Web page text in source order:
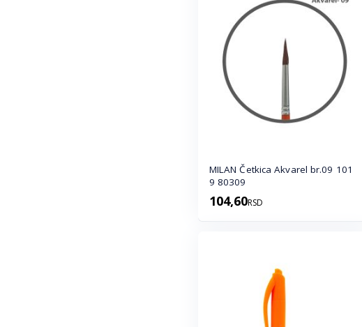
MILAN Četkica Akvarel br.09 101
9 80309
104,60RSD